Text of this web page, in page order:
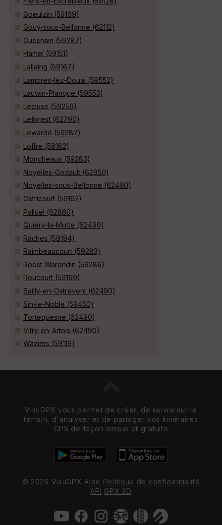
Goeulzin (59169)
Gouy-sous-Bellonne (62112)
Guesnain (59287)
Hamel (59151)
Lallaing (59167)
Lambres-lez-Douai (59552)
Lauwin-Planque (59553)
Lécluse (59259)
Leforest (62790)
Lewarde (59287)
Loffre (59182)
Moncheaux (59283)
Noyelles-Godault (62950)
Noyelles-sous-Bellonne (62490)
Ostricourt (59162)
Palluel (62860)
Quiéry-la-Motte (62490)
Râches (59194)
Raimbeaucourt (59283)
Roost-Warendin (59286)
Roucourt (59169)
Sailly-en-Ostrevent (62490)
Sin-le-Noble (59450)
Tortequesne (62490)
Vitry-en-Artois (62490)
Waziers (59119)
VisuGPX vous permet de créer, de suivre sur le
terrain, d'analyser et de partager vos itinéraires
GPS de façon simple et gratuite
© 2026 VisuGPXAide Politique de confidentialité
API GPX 3D